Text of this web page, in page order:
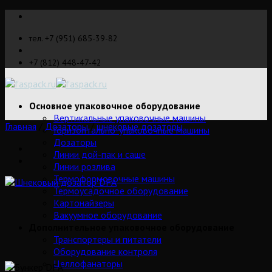
Skip
contentтел. +7 (951) 685-39-82
+7 (812) 448-47-42
Основное упаковочное оборудование
Вертикальные упаковочные машины
Горизонтально-упаковочные машины
Дозаторы
Линии дой-пак и саше
Линии розлива
Термоформовочные машины
Термоусадочное оборудование
Картонайзеры
Вакуумное оборудование
Транспортеры и питатели
Оборудование контроля
Целлофанаторы
Главная Дозаторы / шнековые дозаторы